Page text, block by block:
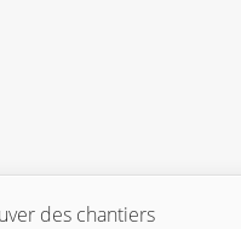
des chantiers